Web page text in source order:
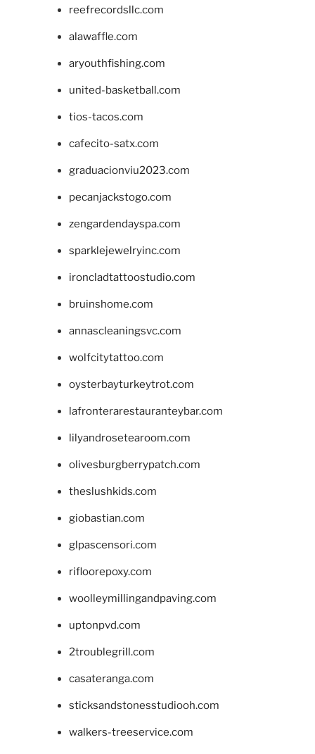
reefrecordsllc.com
alawaffle.com
aryouthfishing.com
united-basketball.com
tios-tacos.com
cafecito-satx.com
graduacionviu2023.com
pecanjackstogo.com
zengardendayspa.com
sparklejewelryinc.com
ironcladtattoostudio.com
bruinshome.com
annascleaningsvc.com
wolfcitytattoo.com
oysterbayturkeytrot.com
lafronterarestauranteybar.com
lilyandrosetearoom.com
olivesburgberrypatch.com
theslushkids.com
giobastian.com
glpascensori.com
rifloorepoxy.com
woolleymillingandpaving.com
uptonpvd.com
2troublegrill.com
casateranga.com
sticksandstonesstudiooh.com
walkers-treeservice.com